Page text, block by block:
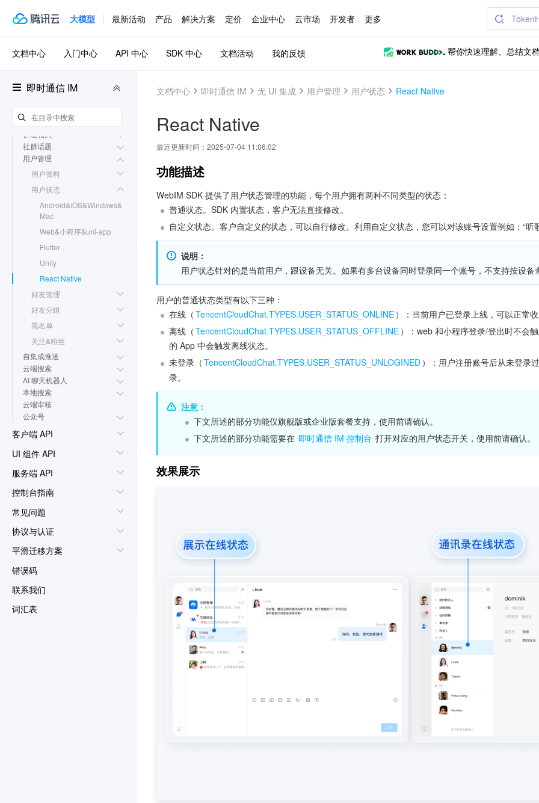
大模型 最新活动 产品 解决方案 定价 企业中心 云市场 开发者 更多
即时通信 IM
插件市场
更多实践
无 UI 集成
集成 SDK
初始化
会话相关
社群话题
用户管理
用户资料
用户状态
Android&iOS&Windows&
Mac
Web&小程序&uni-app
Flutter
Unity
React Native
好友管理
好友分组
黑名单
关注&粉丝
自集成推送
云端搜索
AI 聊天机器人
本地搜索
云端审核
公众号
客户端 API
UI 组件 API
服务端 API
控制台指南
常见问题
协议与认证
平滑迁移方案
错误码
联系我们
词汇表
文档中心 入门中心 API 中心 SDK 中心 文档活动 我的反馈 帮你快速理解、总结文档
文档中心 即时通信 IM 无 UI 集成 用户管理 用户状态 React Native
React Native
最近更新时间： 2025-07-04 11:06:02
功能描述
WebIM SDK 提供了用户状态管理的功能，每个用户拥有两种不同类型的状态：
普通状态。SDK 内置状态，客户无法直接修改。
自定义状态。客户自定义的状态，可以自行修改。利用自定义状态，您可以对该账号设置例如：“听
说明：
用户状态针对的是当前用户，跟设备无关。如果有多台设备同时登录同一个账号，不支持按设备
用户的普通状态类型有以下三种：
在线（ TencentCloudChat.TYPES.USER_STATUS_ONLINE ）：当前用户已登录上线，可以正常收
离线（ TencentCloudChat.TYPES.USER_STATUS_OFFLINE ）：web 和小程序登录/登出时不会
的 App 中会触发离线状态。
未登录（ TencentCloudChat.TYPES.USER_STATUS_UNLOGINED ）：用户注册账号后从未登录
录。
注意：
下文所述的部分功能仅旗舰版或企业版套餐支持，使用前请确认。
下文所述的部分功能需要在 即时通信 IM 控制台 打开对应的用户状态开关，使用前请确认。
效果展示